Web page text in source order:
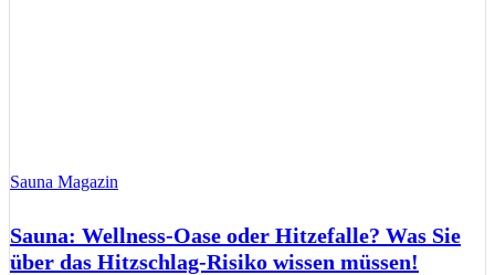
Sauna Magazin
Sauna: Wellness-Oase oder Hitzefalle? Was Sie
über das Hitzschlag-Risiko wissen müssen!